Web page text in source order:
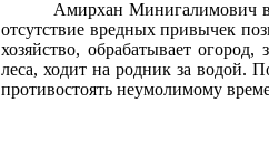
Амирхан Минигалимович
отсутствие вредных привычек
хозяйство, обрабатывает
леса, ходит на родник за водой.
противостоять неумолимому